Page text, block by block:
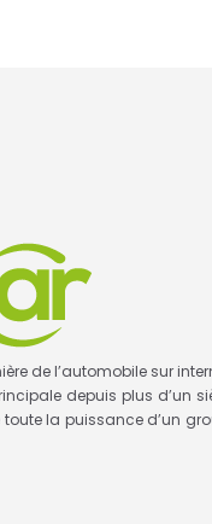
de l’automobile sur
depuis plus d’un
toute la puissance d’un